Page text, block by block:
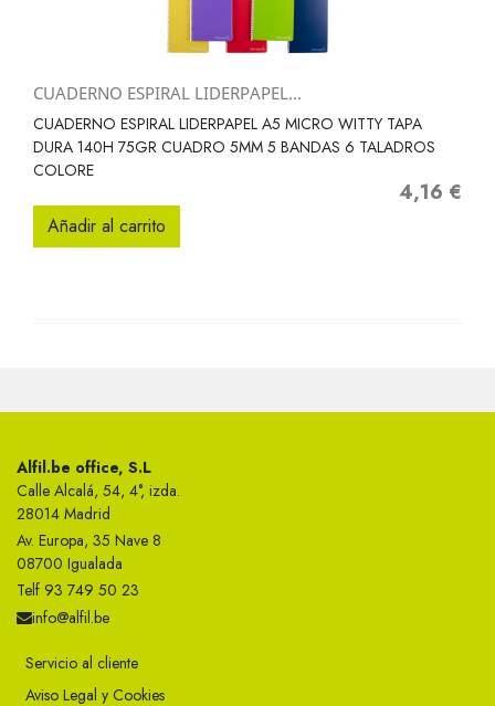
CUADERNO ESPIRAL LIDERPAPEL...
CUADERNO ESPIRAL LIDERPAPEL A5 MICRO WITTY TAPA
DURA 140H 75GR CUADRO 5MM 5 BANDAS 6 TALADROS
COLORE
Precio
4,16 €
Añadir al carrito
Alfil.be office, S.L
Calle Alcalá, 54, 4°, izda.
28014 Madrid
Av. Europa, 35 Nave 8
08700 Igualada
Telf 93 749 50 23
info@alfil.be
Servicio al cliente
Aviso Legal y Cookies